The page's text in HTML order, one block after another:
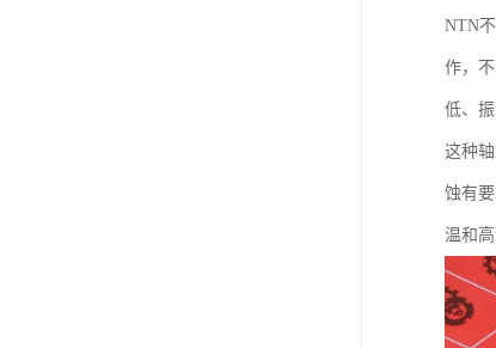
NTN
作，
低、
这种
蚀有
温和